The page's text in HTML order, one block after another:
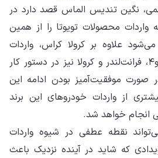
نگین تندیس الماس قصد دارد در
واردات محصولات تویوتا را از همین
علاوه بر کرولا کراس، واردات
مدل‌هایی مانند تویوتا راو۴، فرانت‌لندر و کرولا نیز در دستور کار
صورت موفقیت‌آمیز بودن ادامه این
از واردات خودروهای این برند
انجام خواهد شد.
نقطه عطفی در شیوه واردات
که شاید در آینده نزدیک باعث